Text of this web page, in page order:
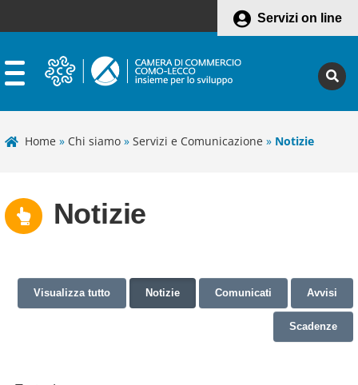
Servizi on line
Home » Chi siamo » Servizi e Comunicazione » Notizie
Notizie
Visualizza tutto Notizie Comunicati Avvisi
Scadenze